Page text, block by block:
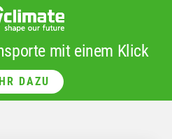
mit einem Klick
DAZU